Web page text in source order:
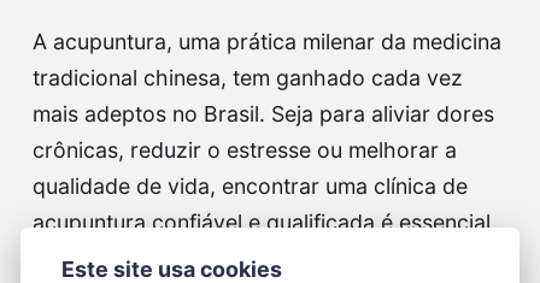
A acupuntura, uma prática milenar da medicina
tradicional chinesa, tem ganhado cada vez
mais adeptos no Brasil. Seja para aliviar dores
crônicas, reduzir o estresse ou melhorar a
qualidade de vida, encontrar uma clínica de
acupuntura confiável e qualificada é essencial.
Neste Guia de Clínicas…
Este site usa cookies